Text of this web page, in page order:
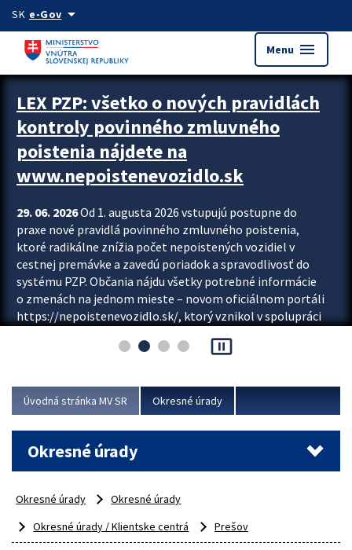
Preskocit na hlavný obsah
SK e-Govarrow_drop_down
Menu menu
Zastavit automatický posun upútavok
LEX PZP: všetko o nových pravidlách
kontroly povinného zmluvného
poistenia nájdete na
www.nepoistenevozidlo.sk
29. 06. 2026Od 1. augusta 2026 vstupujú postupne do
praxe nové pravidlá povinného zmluvného poistenia,
ktoré radikálne znížia počet nepoistených vozidiel v
cestnej premávke a zavedú poriadok a spravodlivosť do
systému PZP. Občania nájdu všetky potrebné informácie
o zmenách na jednom mieste – novom oficiálnom portáli
https://nepoistenevozidlo.sk/, ktorý vznikol v spolupráci
asociácie poisťovní (SLASPO) a Ministerstva vnútra SR.
Viac
pause_presentation
Úvodná stránka MV SR Okresné úrady
Okresné úrady
Okresné úrady
Okresné úrady
Okresné úrady / Klientske centrá
Prešov